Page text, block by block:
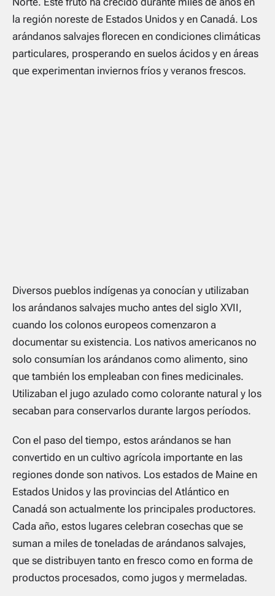
la región noreste de Estados Unidos y en Canadá. Los
arándanos salvajes florecen en condiciones climáticas
particulares, prosperando en suelos ácidos y en áreas
que experimentan inviernos fríos y veranos frescos.
Diversos pueblos indígenas ya conocían y utilizaban
los arándanos salvajes mucho antes del siglo XVII,
cuando los colonos europeos comenzaron a
documentar su existencia. Los nativos americanos no
solo consumían los arándanos como alimento, sino
que también los empleaban con fines medicinales.
Utilizaban el jugo azulado como colorante natural y los
secaban para conservarlos durante largos períodos.
Con el paso del tiempo, estos arándanos se han
convertido en un cultivo agrícola importante en las
regiones donde son nativos. Los estados de Maine en
Estados Unidos y las provincias del Atlántico en
Canadá son actualmente los principales productores.
Cada año, estos lugares celebran cosechas que se
suman a miles de toneladas de arándanos salvajes,
que se distribuyen tanto en fresco como en forma de
productos procesados, como jugos y mermeladas.